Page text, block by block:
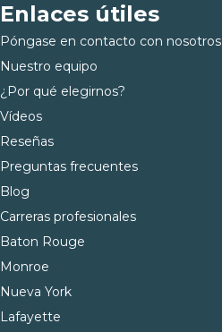
Enlaces útiles
Póngase en contacto con nosotros
Nuestro equipo
¿Por qué elegirnos?
Vídeos
Reseñas
Preguntas frecuentes
Blog
Carreras profesionales
Baton Rouge
Monroe
Nueva York
Lafayette